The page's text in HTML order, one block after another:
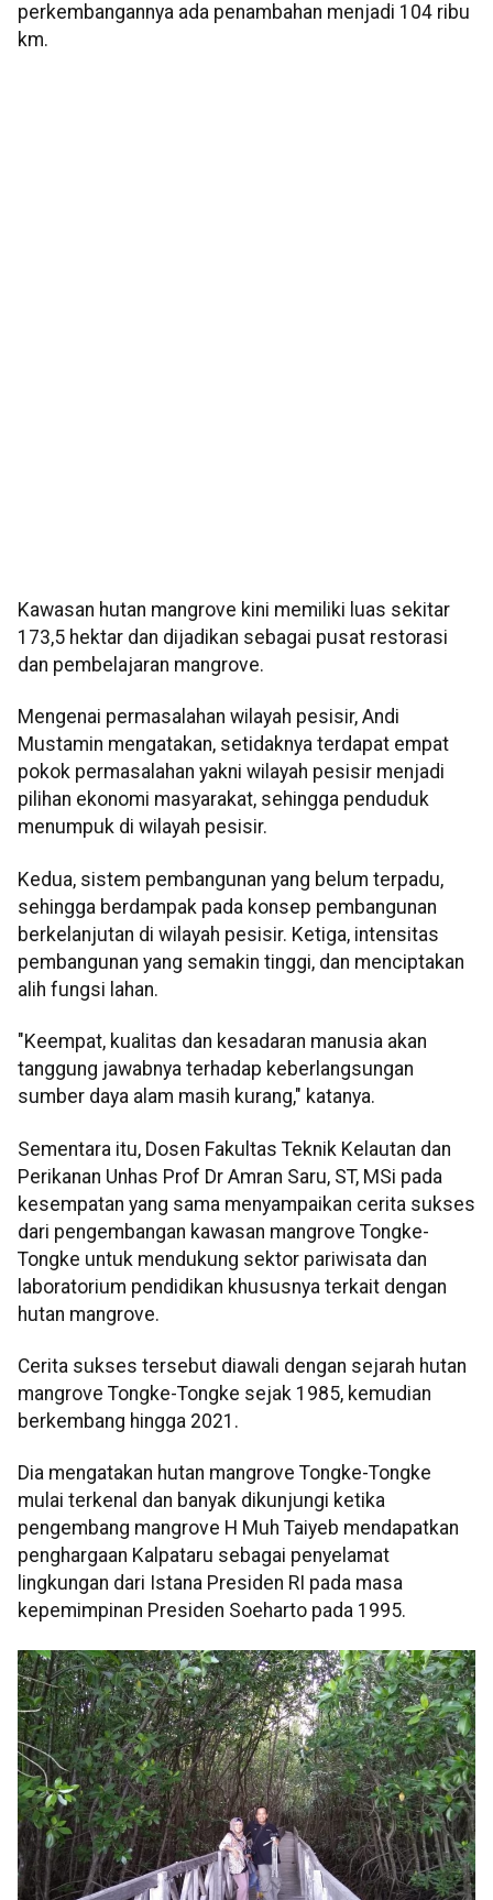
perkembangannya ada penambahan menjadi 104 ribu
km.
Kawasan hutan mangrove kini memiliki luas sekitar
173,5 hektar dan dijadikan sebagai pusat restorasi
dan pembelajaran mangrove.
Mengenai permasalahan wilayah pesisir, Andi
Mustamin mengatakan, setidaknya terdapat empat
pokok permasalahan yakni wilayah pesisir menjadi
pilihan ekonomi masyarakat, sehingga penduduk
menumpuk di wilayah pesisir.
Kedua, sistem pembangunan yang belum terpadu,
sehingga berdampak pada konsep pembangunan
berkelanjutan di wilayah pesisir. Ketiga, intensitas
pembangunan yang semakin tinggi, dan menciptakan
alih fungsi lahan.
"Keempat, kualitas dan kesadaran manusia akan
tanggung jawabnya terhadap keberlangsungan
sumber daya alam masih kurang," katanya.
Sementara itu, Dosen Fakultas Teknik Kelautan dan
Perikanan Unhas Prof Dr Amran Saru, ST, MSi pada
kesempatan yang sama menyampaikan cerita sukses
dari pengembangan kawasan mangrove Tongke-
Tongke untuk mendukung sektor pariwisata dan
laboratorium pendidikan khususnya terkait dengan
hutan mangrove.
Cerita sukses tersebut diawali dengan sejarah hutan
mangrove Tongke-Tongke sejak 1985, kemudian
berkembang hingga 2021.
Dia mengatakan hutan mangrove Tongke-Tongke
mulai terkenal dan banyak dikunjungi ketika
pengembang mangrove H Muh Taiyeb mendapatkan
penghargaan Kalpataru sebagai penyelamat
lingkungan dari Istana Presiden RI pada masa
kepemimpinan Presiden Soeharto pada 1995.